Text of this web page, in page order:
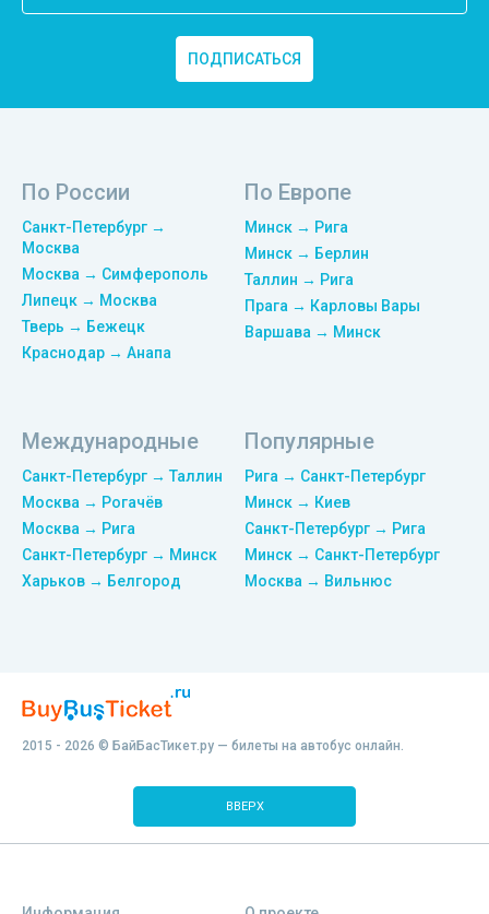
ПОДПИСАТЬСЯ
По России
Санкт-Петербург →
Москва
Москва → Симферополь
Липецк → Москва
Тверь → Бежецк
Краснодар → Анапа
По Европе
Минск → Рига
Минск → Берлин
Таллин → Рига
Прага → Карловы Вары
Варшава → Минск
Международные
Санкт-Петербург → Таллин
Москва → Рогачёв
Москва → Рига
Санкт-Петербург → Минск
Харьков → Белгород
Популярные
Рига → Санкт-Петербург
Минск → Киев
Санкт-Петербург → Рига
Минск → Санкт-Петербург
Москва → Вильнюс
2015 - 2026 © БайБасТикет.ру — билеты на автобус онлайн.
ВВЕРХ